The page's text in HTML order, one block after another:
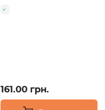
161.00 грн.